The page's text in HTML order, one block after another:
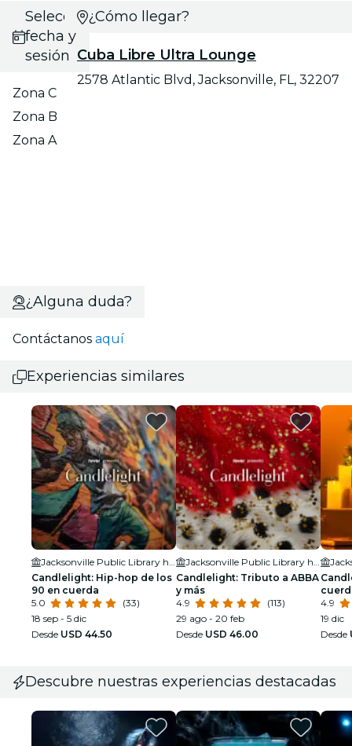
Selecciona
fecha y
sesión
Zona C
Zona B
Zona A
¿Cómo llegar?
Cuba Libre Ultra Lounge
2578 Atlantic Blvd, Jacksonville, FL, 32207
¿Alguna duda?
Contáctanos aquí
Experiencias similares
Jacksonville Public Library held in the Ann & David Hicks Auditorium
Candlelight: Hip-hop de los
90 en cuerda
5.0
(33)
18 sep - 5 dic
Desde USD 44.50
Jacksonville Public Library held in the Ann & David Hicks Auditorium
Candlelight: Tributo a ABBA
y más
4.9
(113)
29 ago - 20 feb
Desde USD 46.00
4.9
19 dic
Desde
Descubre nuestras experiencias destacadas